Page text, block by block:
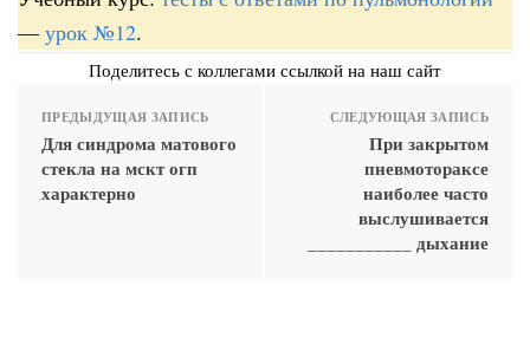
— урок №12.
Поделитесь с коллегами ссылкой на наш сайт
ПРЕДЫДУЩАЯ ЗАПИСЬ
Для синдрома матового
стекла на мскт огп
характерно
СЛЕДУЮЩАЯ ЗАПИСЬ
При закрытом
пневмотораксе
наиболее часто
выслушивается
___________ дыхание